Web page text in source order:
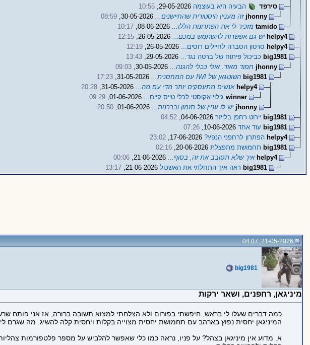
סירפד
הבעיה היא בעוצמה
10:55
jhonny זה מעניין היסטורית שהחיישנים...30-05-2026,
08:59
tamido מזכיר לי את הפתרונות הללו...08-06-2026,
10:17
helpy4 יש גם אפשרות להשתמש במכם...26-05-2026,
12:15
helpy4 סרטון הסברה לחיילים רוסים...
12:19
big1981 כביכול פיתוח של ברטה נגד...
13:43
jhonny חמוד מאוד. אולי ככלי להגנה...30-05-2026,
09:03
big1981 השוטגאן של IWI עם המחסנית... 31-05-2026,
17:23
helpy4 אנשים מתעסקים יותר מדי עם מה...31-05-2026,
20:28
winner גילוי אקוסטי לכלי טייס קיים...
09:29
jhonny יש לו עניין של תזמון ובררנות...01-06-2026,
20:50
big1981 יירוט רחפן בלייזר04-06-2026,
04:52
big1981 עוד אחד10-06-2026,
07:26
helpy4 הפתרון לרחפני הנפץ?17-06-2026,
23:02
big1981 תחמושת מתפצלת20-06-2026,
02:16
helpy4 איך שלא תסובב את זה, בסוף...21-06-2026,
00:06
big1981 ראה איך התחלתי את האשכול21-06-2026,
13:17
21-05-2026, 04:07
big1981
מיניגאן, רחפנים, ושאר ירקות
כמה דברים שעלו לי בראש, חיפשתי בפורום ולא הצלחתי למצוא תשובה ברורה, אז אני פותח
המיניגאן יחסית נפוץ בארהב עם תחמושת יחסית מצוייה בקלות ויחסית קלה להשיג. מה שגרם
א. מדוע אין מיניגאן בצהל? על פניו, נראה כמו כלי שאפשר להלביש על מספר פלטפורמות